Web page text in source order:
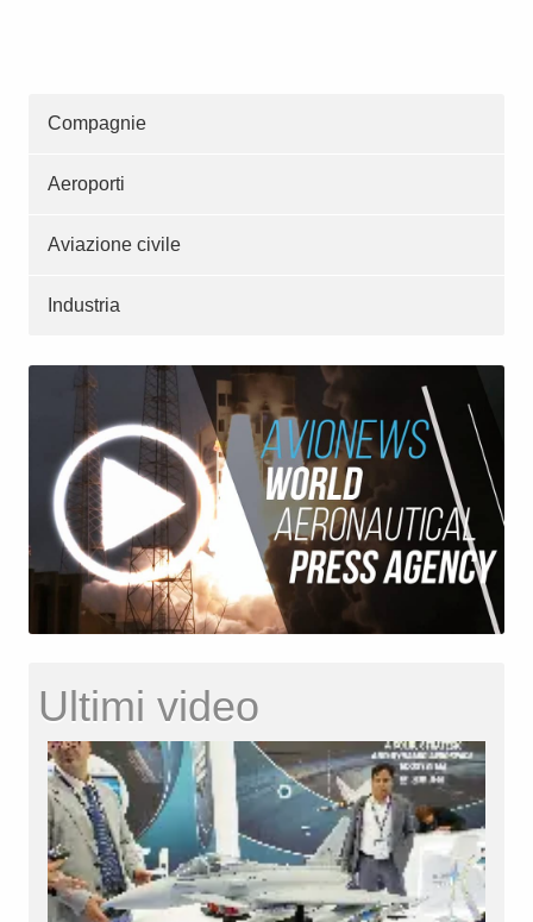
Compagnie
Aeroporti
Aviazione civile
Industria
Ultimi video